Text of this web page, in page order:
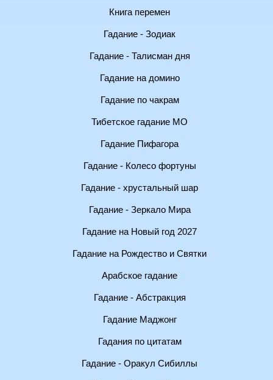
Книга перемен
Гадание - Зодиак
Гадание - Талисман дня
Гадание на домино
Гадание по чакрам
Тибетское гадание МО
Гадание Пифагора
Гадание - Колесо фортуны
Гадание - хрустальный шар
Гадание - Зеркало Мира
Гадание на Новый год 2027
Гадание на Рождество и Святки
Арабское гадание
Гадание - Абстракция
Гадание Маджонг
Гадания по цитатам
Гадание - Оракул Сибиллы